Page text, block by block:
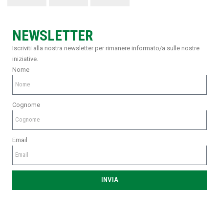
NEWSLETTER
Iscriviti alla nostra newsletter per rimanere informato/a sulle nostre
iniziative.
Nome
Cognome
Email
INVIA